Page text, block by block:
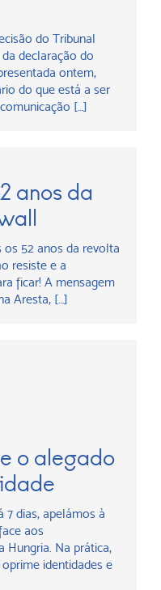
do Tribunal
declaração do
ontem,
do que está a ser
[…]
anos da
52 anos da revolta
resiste e a
ficar! A mensagem
Aresta, […]
o alegado
7 dias, apelámos à
aos
Hungria. Na prática,
identidades e